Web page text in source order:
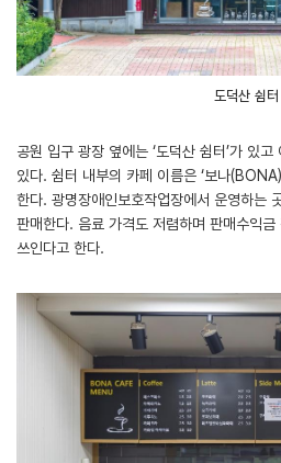
도덕산 쉼터
공원 입구 광장 옆에는 ‘도덕산 쉼터’가 있고
있다. 쉼터 내부의 카페 이름은 ‘보나
한다. 광명장애인보호작업장에서 운영하는
판매한다. 음료 가격도 저렴하며 판매수익금
쓰인다고 한다.